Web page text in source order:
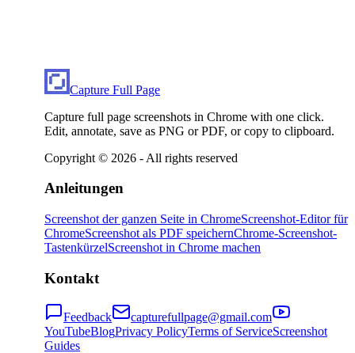
Capture Full Page
Capture full page screenshots in Chrome with one click.
Edit, annotate, save as PNG or PDF, or copy to clipboard.
Copyright © 2026 - All rights reserved
Anleitungen
Screenshot der ganzen Seite in ChromeScreenshot-Editor für
ChromeScreenshot als PDF speichernChrome-Screenshot-
TastenkürzelScreenshot in Chrome machen
Kontakt
Feedback
capturefullpage@gmail.com
YouTubeBlogPrivacy PolicyTerms of ServiceScreenshot
Guides